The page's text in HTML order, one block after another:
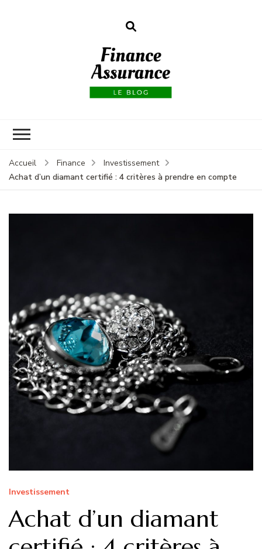
Accueil Finance
Investissement
Achat d’un diamant certifié : 4 critères à prendre en compte
Investissement
Achat d’un diamant